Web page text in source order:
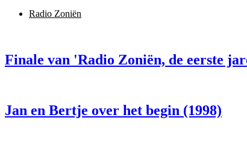
Radio Zoniën
Finale van 'Radio Zoniën, de eerste
Jan en Bertje over het begin (1998)